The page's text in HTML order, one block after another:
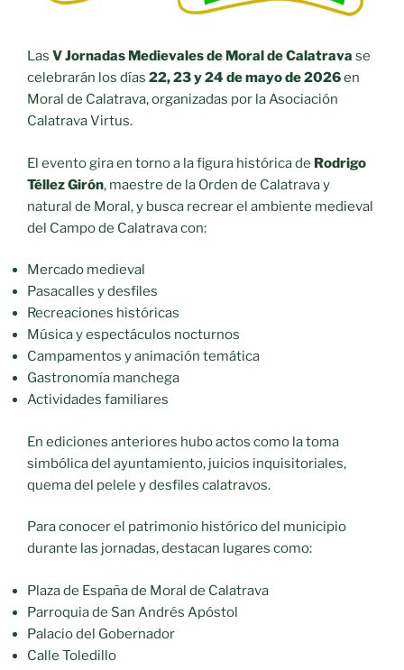
Las V Jornadas Medievales de Moral de Calatrava se
celebrarán los días 22, 23 y 24 de mayo de 2026en
Moral de Calatrava, organizadas por la Asociación
Calatrava Virtus.
El evento gira en torno a la figura histórica de Rodrigo
Téllez Girón, maestre de la Orden de Calatrava y
natural de Moral, y busca recrear el ambiente medieval
del Campo de Calatrava con:
Mercado medieval
Pasacalles y desfiles
Recreaciones históricas
Música y espectáculos nocturnos
Campamentos y animación temática
Gastronomía manchega
Actividades familiares
En ediciones anteriores hubo actos como la toma
simbólica del ayuntamiento, juicios inquisitoriales,
quema del pelele y desfiles calatravos.
Para conocer el patrimonio histórico del municipio
durante las jornadas, destacan lugares como:
Plaza de España de Moral de Calatrava
Parroquia de San Andrés Apóstol
Palacio del Gobernador
Calle Toledillo